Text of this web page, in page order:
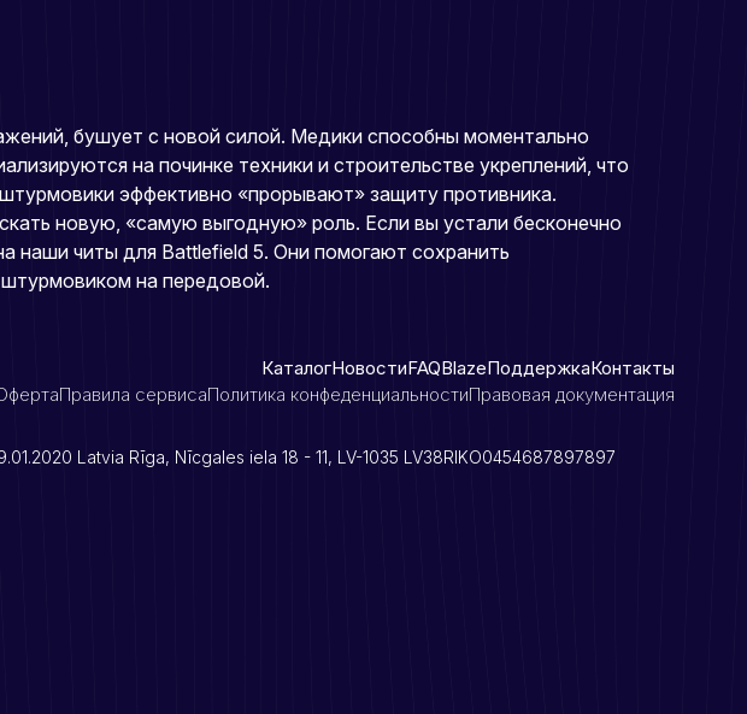
бушует с новой силой. Медики способны моментально
на починке техники и строительстве укреплений, что
эффективно «прорывают» защиту противника.
новую, «самую выгодную» роль. Если вы устали бесконечно
наши читы для Battlefield 5. Они помогают сохранить
на передовой.
КаталогНовостиFAQBlazeПоддержкаКонтакты
Правила сервисаПолитика конфеденциальностиПравовая документация
Latvia Rīga, Nīcgales iela 18 - 11, LV-1035 LV38RIKO0454687897897